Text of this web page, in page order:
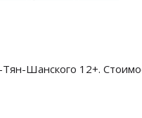
Шанского 12+.